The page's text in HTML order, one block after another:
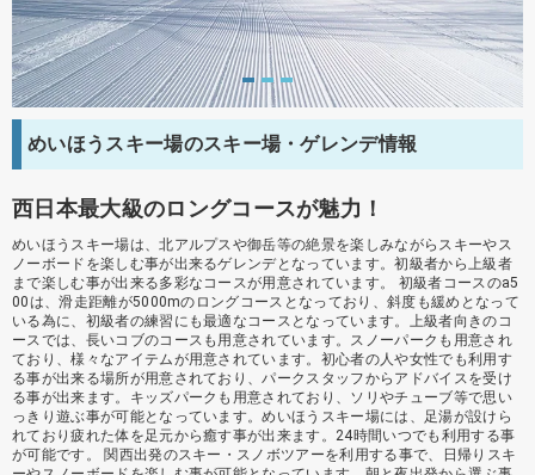
めいほうスキー場のスキー場・ゲレンデ情報
西日本最大級のロングコースが魅力！
めいほうスキー場は、北アルプスや御岳等の絶景を楽しみながらスキーやス
ノーボードを楽しむ事が出来るゲレンデとなっています。初級者から上級者
まで楽しむ事が出来る多彩なコースが用意されています。 初級者コースのa5
00は、滑走距離が5000mのロングコースとなっており、斜度も緩めとなって
いる為に、初級者の練習にも最適なコースとなっています。上級者向きのコ
ースでは、長いコブのコースも用意されています。スノーパークも用意され
ており、様々なアイテムが用意されています。初心者の人や女性でも利用す
る事が出来る場所が用意されており、パークスタッフからアドバイスを受け
る事が出来ます。キッズパークも用意されており、ソリやチューブ等で思い
っきり遊ぶ事が可能となっています。めいほうスキー場には、足湯が設けら
れており疲れた体を足元から癒す事が出来ます。24時間いつでも利用する事
が可能です。 関西出発のスキー・スノボツアーを利用する事で、日帰りスキ